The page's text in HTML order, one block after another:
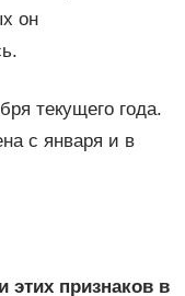
он
текущего года.
с января и в
этих признаков в